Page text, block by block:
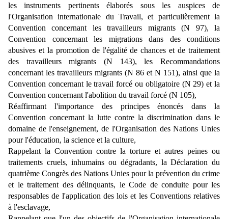
les instruments pertinents élaborés sous les auspices de
l'Organisation internationale du Travail, et particulièrement la
Convention concernant les travailleurs migrants (N 97), la
Convention concernant les migrations dans des conditions
abusives et la promotion de l'égalité de chances et de traitement
des travailleurs migrants (N 143), les Recommandations
concernant les travailleurs migrants (N 86 et N 151), ainsi que la
Convention concernant le travail forcé ou obligatoire (N 29) et la
Convention concernant l'abolition du travail forcé (N 105),
Réaffirmant l'importance des principes énoncés dans la
Convention concernant la lutte contre la discrimination dans le
domaine de l'enseignement, de l'Organisation des Nations Unies
pour l'éducation, la science et la culture,
Rappelant la Convention contre la torture et autres peines ou
traitements cruels, inhumains ou dégradants, la Déclaration du
quatrième Congrès des Nations Unies pour la prévention du crime
et le traitement des délinquants, le Code de conduite pour les
responsables de l'application des lois et les Conventions relatives
à l'esclavage,